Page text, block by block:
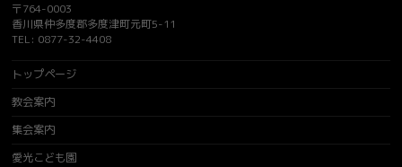
〒764-0003
香川県仲多度郡多度津町元町5-11
TEL: 0877-32-4408
トップページ
教会案内
集会案内
愛光こども園